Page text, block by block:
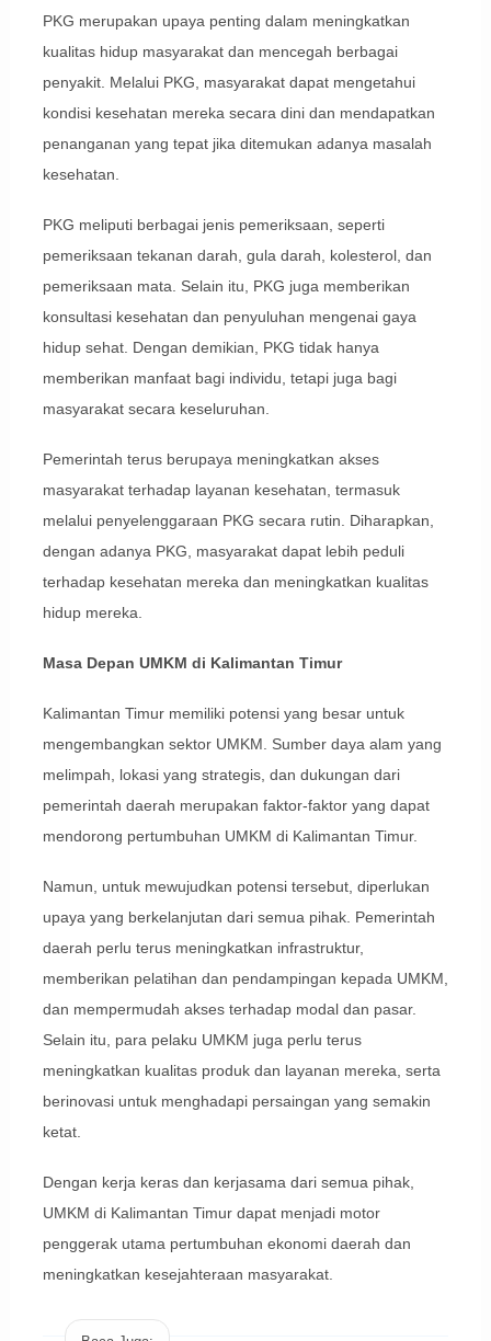
PKG merupakan upaya penting dalam meningkatkan
kualitas hidup masyarakat dan mencegah berbagai
penyakit. Melalui PKG, masyarakat dapat mengetahui
kondisi kesehatan mereka secara dini dan mendapatkan
penanganan yang tepat jika ditemukan adanya masalah
kesehatan.
PKG meliputi berbagai jenis pemeriksaan, seperti
pemeriksaan tekanan darah, gula darah, kolesterol, dan
pemeriksaan mata. Selain itu, PKG juga memberikan
konsultasi kesehatan dan penyuluhan mengenai gaya
hidup sehat. Dengan demikian, PKG tidak hanya
memberikan manfaat bagi individu, tetapi juga bagi
masyarakat secara keseluruhan.
Pemerintah terus berupaya meningkatkan akses
masyarakat terhadap layanan kesehatan, termasuk
melalui penyelenggaraan PKG secara rutin. Diharapkan,
dengan adanya PKG, masyarakat dapat lebih peduli
terhadap kesehatan mereka dan meningkatkan kualitas
hidup mereka.
Masa Depan UMKM di Kalimantan Timur
Kalimantan Timur memiliki potensi yang besar untuk
mengembangkan sektor UMKM. Sumber daya alam yang
melimpah, lokasi yang strategis, dan dukungan dari
pemerintah daerah merupakan faktor-faktor yang dapat
mendorong pertumbuhan UMKM di Kalimantan Timur.
Namun, untuk mewujudkan potensi tersebut, diperlukan
upaya yang berkelanjutan dari semua pihak. Pemerintah
daerah perlu terus meningkatkan infrastruktur,
memberikan pelatihan dan pendampingan kepada UMKM,
dan mempermudah akses terhadap modal dan pasar.
Selain itu, para pelaku UMKM juga perlu terus
meningkatkan kualitas produk dan layanan mereka, serta
berinovasi untuk menghadapi persaingan yang semakin
ketat.
Dengan kerja keras dan kerjasama dari semua pihak,
UMKM di Kalimantan Timur dapat menjadi motor
penggerak utama pertumbuhan ekonomi daerah dan
meningkatkan kesejahteraan masyarakat.